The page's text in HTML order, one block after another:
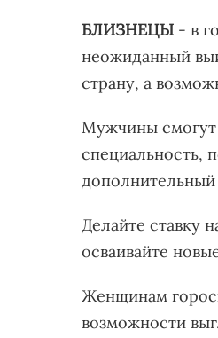
БЛИЗНЕЦЫ - в
неожиданный
страну, а
Мужчины смогут
специальность,
Делайте ставку
осваивайте
Женщинам
возможности